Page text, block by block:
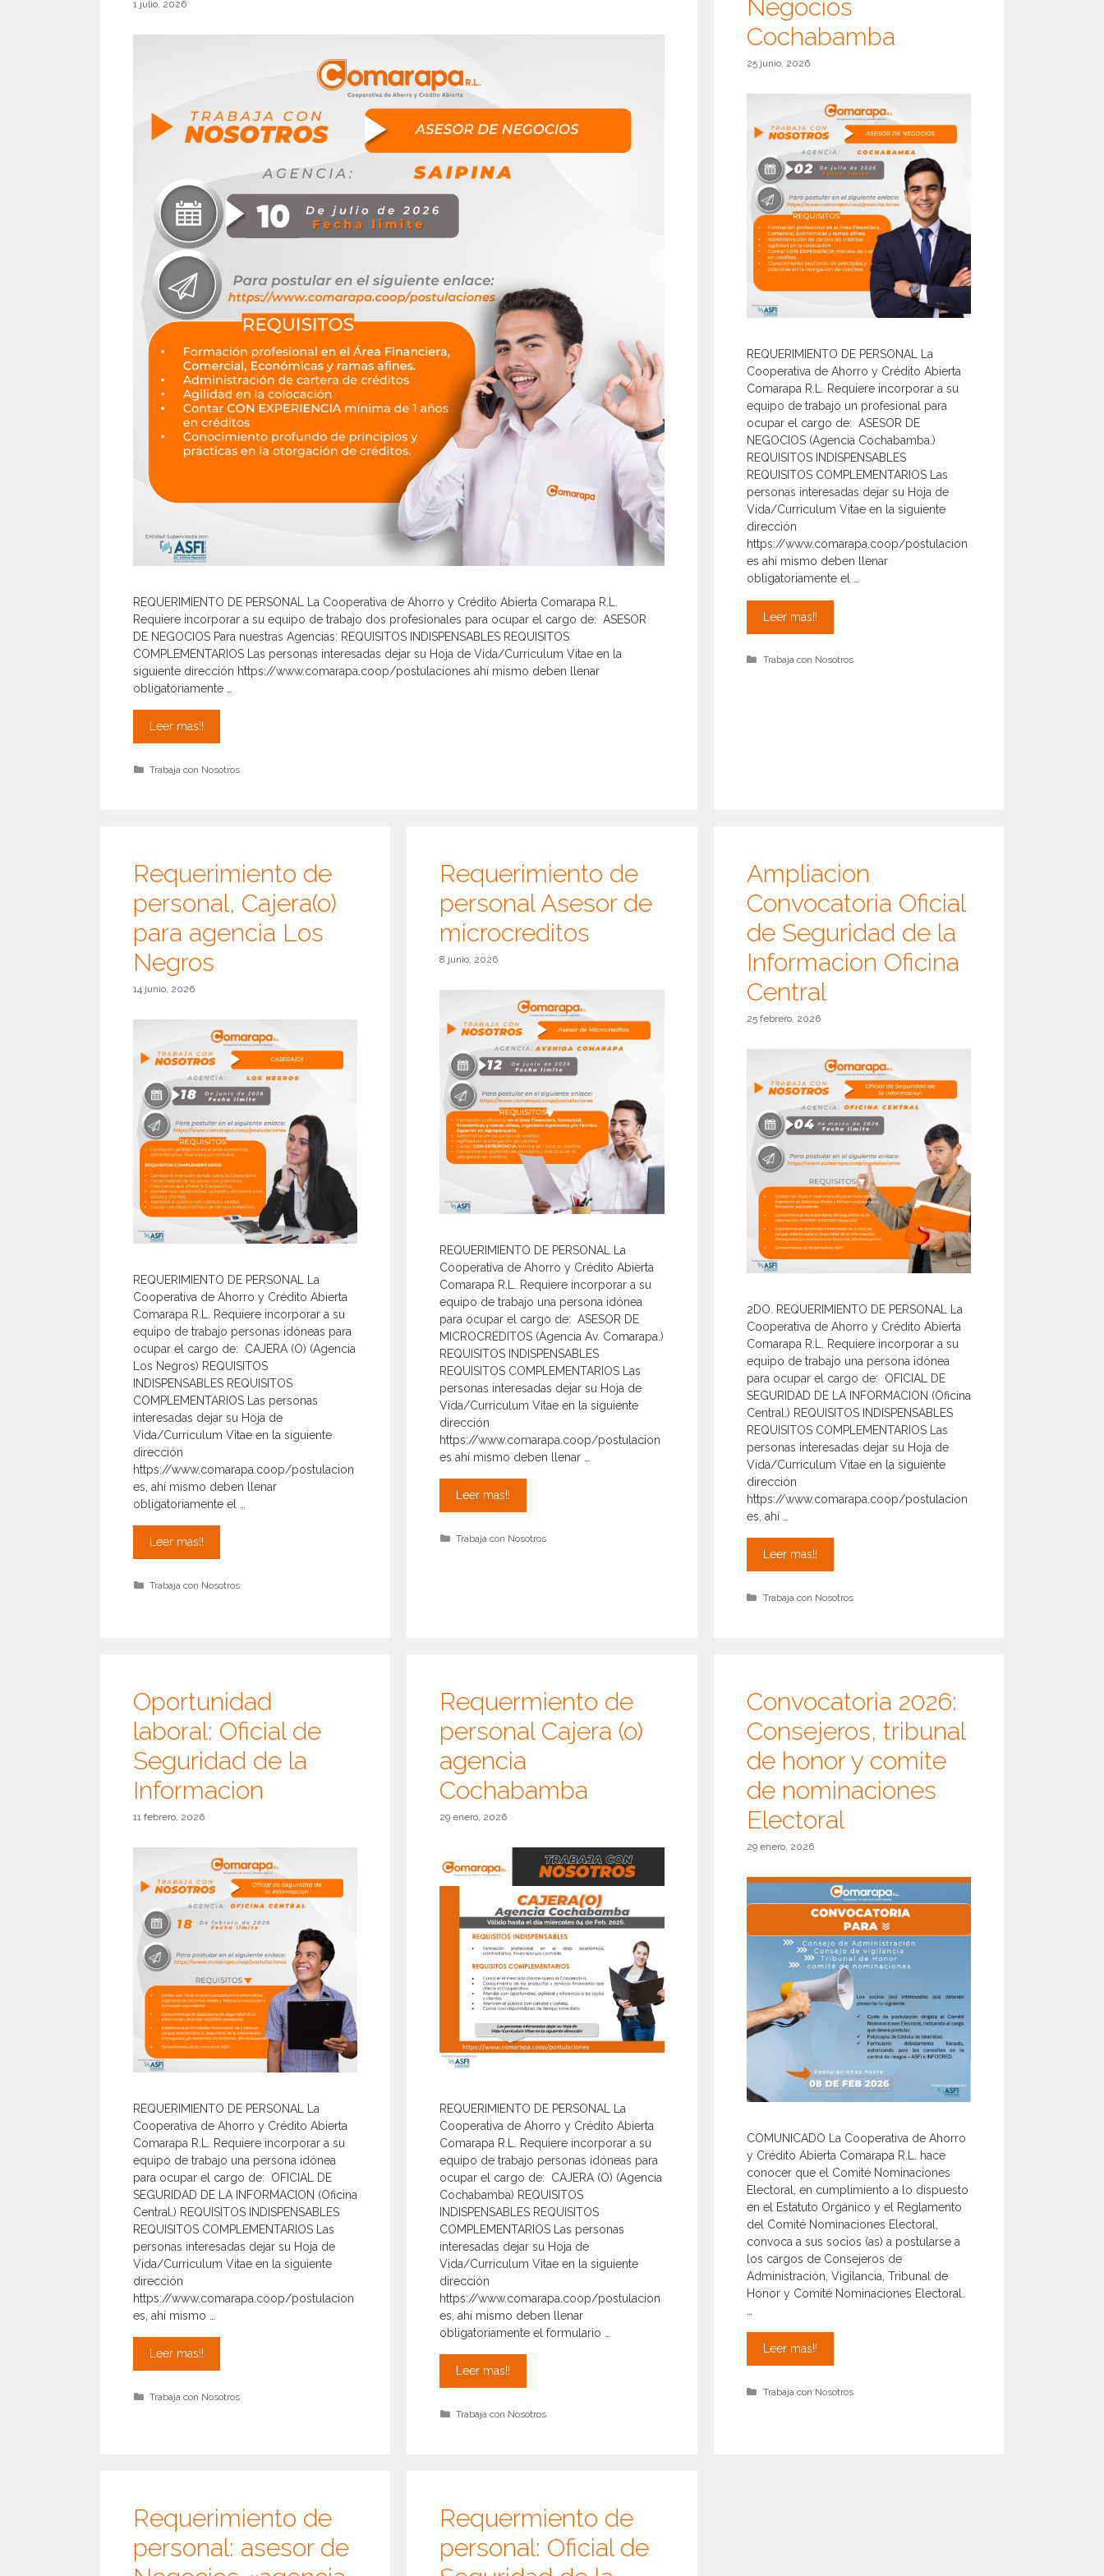
1 julio, 2026
REQUERIMIENTO DE PERSONAL La Cooperativa de Ahorro y Crédito Abierta Comarapa R.L.
Requiere incorporar a su equipo de trabajo dos profesionales para ocupar el cargo de: ASESOR
DE NEGOCIOS Para nuestras Agencias: REQUISITOS INDISPENSABLES REQUISITOS
COMPLEMENTARIOS Las personas interesadas dejar su Hoja de Vida/Curriculum Vitae en la
siguiente dirección https://www.comarapa.coop/postulaciones ahí mismo deben llenar
obligatoriamente …
Leer mas!!
de
para
Categorías
Trabaja con Nosotros
Negocios
Cochabamba
25 junio, 2026
REQUERIMIENTO DE PERSONAL La
Cooperativa de Ahorro y Crédito Abierta
Comarapa R.L. Requiere incorporar a su
equipo de trabajo un profesional para
ocupar el cargo de: ASESOR DE
NEGOCIOS (Agencia Cochabamba.)
REQUISITOS INDISPENSABLES
REQUISITOS COMPLEMENTARIOS Las
personas interesadas dejar su Hoja de
Vida/Curriculum Vitae en la siguiente
dirección
https://www.comarapa.coop/postulacion
es ahí mismo deben llenar
obligatoriamente el …
Leer mas!!Requerimiento
de
Categorías
Trabaja con Nosotros
Requerimiento de
personal, Cajera(o)
para agencia Los
Negros
14 junio, 2026
REQUERIMIENTO DE PERSONAL La
Cooperativa de Ahorro y Crédito Abierta
Comarapa R.L. Requiere incorporar a su
equipo de trabajo personas idóneas para
ocupar el cargo de: CAJERA (O) (Agencia
Los Negros) REQUISITOS
INDISPENSABLES REQUISITOS
COMPLEMENTARIOS Las personas
interesadas dejar su Hoja de
Vida/Curriculum Vitae en la siguiente
dirección
https://www.comarapa.coop/postulacion
es, ahí mismo deben llenar
obligatoriamente el …
Leer mas!!
de
Cajera(o)
Categorías
Trabaja con Nosotros
Requerimiento de
personal Asesor de
microcreditos
8 junio, 2026
REQUERIMIENTO DE PERSONAL La
Cooperativa de Ahorro y Crédito Abierta
Comarapa R.L. Requiere incorporar a su
equipo de trabajo una persona idónea
para ocupar el cargo de: ASESOR DE
MICROCRÉDITOS (Agencia Av. Comarapa.)
REQUISITOS INDISPENSABLES
REQUISITOS COMPLEMENTARIOS Las
personas interesadas dejar su Hoja de
Vida/Curriculum Vitae en la siguiente
dirección
https://www.comarapa.coop/postulacion
es ahí mismo deben llenar …
Leer mas!!
de
Asesor
Categorías
Trabaja con Nosotros
Ampliacion
Convocatoria Oficial
de Seguridad de la
Informacion Oficina
Central
25 febrero, 2026
2DO. REQUERIMIENTO DE PERSONAL La
Cooperativa de Ahorro y Crédito Abierta
Comarapa R.L. Requiere incorporar a su
equipo de trabajo una persona idónea
para ocupar el cargo de: OFICIAL DE
SEGURIDAD DE LA INFORMACION (Oficina
Central.) REQUISITOS INDISPENSABLES
REQUISITOS COMPLEMENTARIOS Las
personas interesadas dejar su Hoja de
Vida/Curriculum Vitae en la siguiente
dirección
https://www.comarapa.coop/postulacion
es, ahí …
Leer mas!!Ampliacion
Convocatoria
de
Oficina
Central
Categorías
Trabaja con Nosotros
Oportunidad
laboral: Oficial de
Seguridad de la
Informacion
11 febrero, 2026
REQUERIMIENTO DE PERSONAL La
Cooperativa de Ahorro y Crédito Abierta
Comarapa R.L. Requiere incorporar a su
equipo de trabajo una persona idónea
para ocupar el cargo de: OFICIAL DE
SEGURIDAD DE LA INFORMACION (Oficina
Central.) REQUISITOS INDISPENSABLES
REQUISITOS COMPLEMENTARIOS Las
personas interesadas dejar su Hoja de
Vida/Curriculum Vitae en la siguiente
dirección
https://www.comarapa.coop/postulacion
es, ahí mismo …
Leer mas!!
laboral:
de
Categorías
Trabaja con Nosotros
Requermiento de
personal Cajera (o)
agencia
Cochabamba
29 enero, 2026
REQUERIMIENTO DE PERSONAL La
Cooperativa de Ahorro y Crédito Abierta
Comarapa R.L. Requiere incorporar a su
equipo de trabajo personas idóneas para
ocupar el cargo de: CAJERA (O) (Agencia
Cochabamba) REQUISITOS
INDISPENSABLES REQUISITOS
COMPLEMENTARIOS Las personas
interesadas dejar su Hoja de
Vida/Curriculum Vitae en la siguiente
dirección
https://www.comarapa.coop/postulacion
es, ahí mismo deben llenar
obligatoriamente el formulario …
Leer mas!!
de
Cajera
Categorías
Trabaja con Nosotros
Convocatoria 2026:
Consejeros, tribunal
de honor y comite
de nominaciones
Electoral
29 enero, 2026
COMUNICADO La Cooperativa de Ahorro
y Crédito Abierta Comarapa R.L. hace
conocer que el Comité Nominaciones
Electoral, en cumplimiento a lo dispuesto
en el Estatuto Orgánico y el Reglamento
del Comité Nominaciones Electoral,
convoca a sus socios (as) a postularse a
los cargos de Consejeros de
Administración, Vigilancia, Tribunal de
Honor y Comité Nominaciones Electoral.
Leer mas!!Convocatoria
2026:
tribunal
Categorías
Trabaja con Nosotros
Requerimiento de
personal: asesor de
Requermiento de
personal: Oficial de